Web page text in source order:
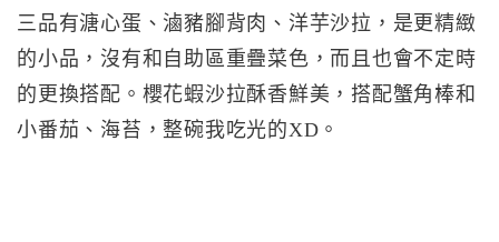
三品有溏心蛋、滷豬腳背肉、洋芋沙拉，是更精緻
的小品，沒有和自助區重疊菜色，而且也會不定時
的更換搭配。櫻花蝦沙拉酥香鮮美，搭配蟹角棒和
小番茄、海苔，整碗我吃光的XD。